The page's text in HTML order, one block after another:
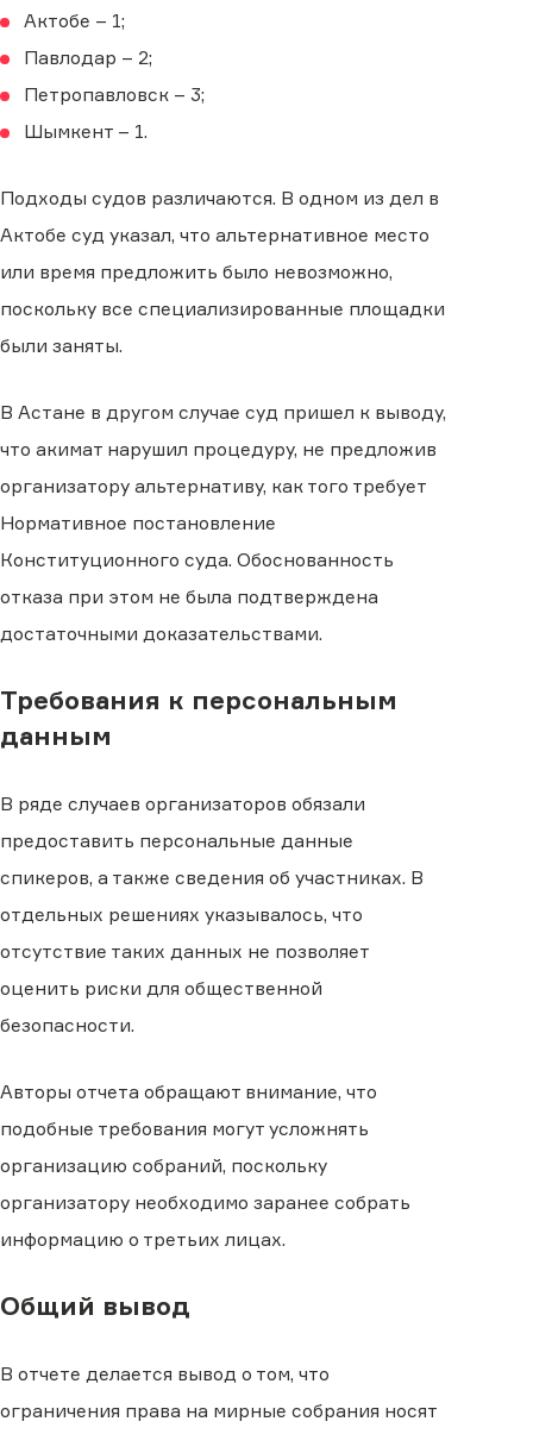
Актобе – 1;
Павлодар – 2;
Петропавловск – 3;
Шымкент – 1.
Подходы судов различаются. В одном из дел в
Актобе суд указал, что альтернативное место
или время предложить было невозможно,
поскольку все специализированные площадки
были заняты.
В Астане в другом случае суд пришел к выводу,
что акимат нарушил процедуру, не предложив
организатору альтернативу, как того требует
Нормативное постановление
Конституционного суда. Обоснованность
отказа при этом не была подтверждена
достаточными доказательствами.
Требования к персональным
данным
В ряде случаев организаторов обязали
предоставить персональные данные
спикеров, а также сведения об участниках. В
отдельных решениях указывалось, что
отсутствие таких данных не позволяет
оценить риски для общественной
безопасности.
Авторы отчета обращают внимание, что
подобные требования могут усложнять
организацию собраний, поскольку
организатору необходимо заранее собрать
информацию о третьих лицах.
Общий вывод
В отчете делается вывод о том, что
ограничения права на мирные собрания носят